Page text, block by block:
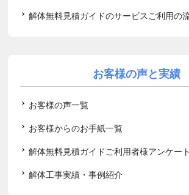
解体無料見積ガイドのサービスご利用の
お客様の声と実績
お客様の声一覧
お客様からのお手紙一覧
解体無料見積ガイドご利用者様アンケート
解体工事実績・事例紹介